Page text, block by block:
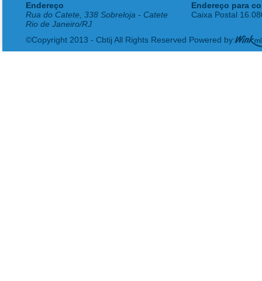
Endereço
Rua do Catete, 338 Sobreloja - Catete
Rio de Janeiro/RJ
Endereço para
Caixa Postal
©Copyright 2013 - Cbtij All Rights Reserved Powered by: